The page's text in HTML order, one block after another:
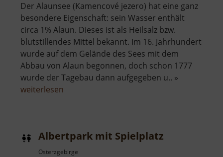
Der Alaunsee (Kamencové jezero) hat eine ganz
besondere Eigenschaft: sein Wasser enthält
circa 1% Alaun. Dieses ist als Heilsalz bzw.
blutstillendes Mittel bekannt. Im 16. Jahrhundert
wurde auf dem Gelände des Sees mit dem
Abbau von Alaun begonnen, doch schon 1777
wurde der Tagebau dann aufgegeben u.. »
weiterlesen
Albertpark mit Spielplatz
Osterzgebirge